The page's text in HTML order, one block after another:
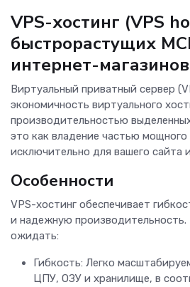
VPS-хостинг (VPS
быстрорастущих
интернет-магазинов
Виртуальный приватный сервер
экономичность виртуального
производительностью
это как владение частью мощного
исключительно для вашего сайта
Особенности
VPS-хостинг обеспечивает
и надежную
ожидать:
Гибкость: Легко
ЦПУ, ОЗУ и хранилище, в